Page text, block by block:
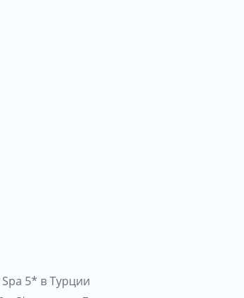
5* в Турции